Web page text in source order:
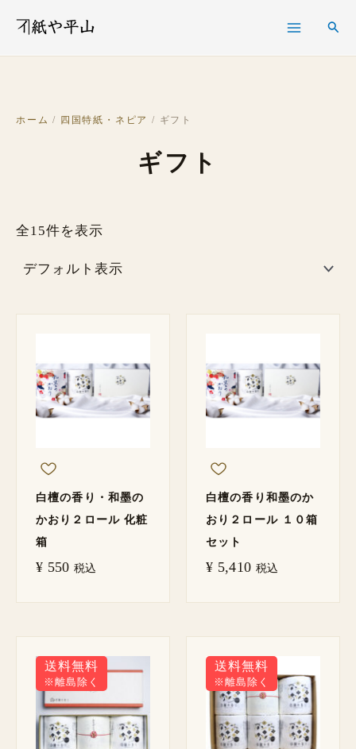
検
索
ホーム / 四国特紙・ネピア / ギフト
ギフト
全15件を表示
白檀の香り・和墨の
かおり２ロール 化粧
箱
¥ 550 税込
白檀の香り和墨のか
おり２ロール １０箱
セット
¥ 5,410 税込
送料無料
※離島除く
送料無料
※離島除く